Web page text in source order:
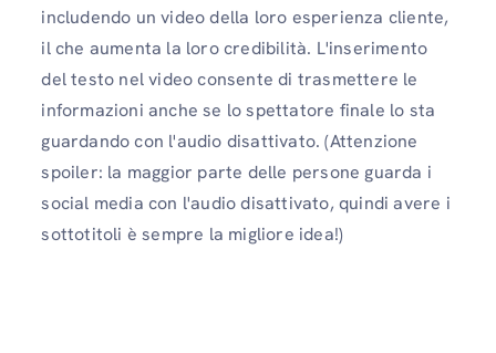
includendo un video della loro esperienza cliente,
il che aumenta la loro credibilità. L'inserimento
del testo nel video consente di trasmettere le
informazioni anche se lo spettatore finale lo sta
guardando con l'audio disattivato. (Attenzione
spoiler: la maggior parte delle persone guarda i
social media con l'audio disattivato, quindi avere i
sottotitoli è sempre la migliore idea!)